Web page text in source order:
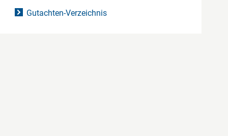
Gutachten-Verzeichnis